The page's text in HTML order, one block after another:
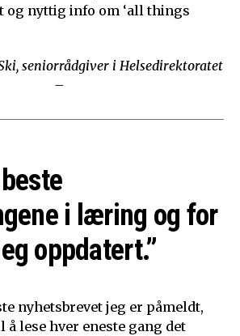
og nyttig info om ‘all things
seniorrådgiver i Helsedirektoratet
–
i læring og for
oppdatert.”
nyhetsbrevet jeg er påmeldt,
å lese hver eneste gang det